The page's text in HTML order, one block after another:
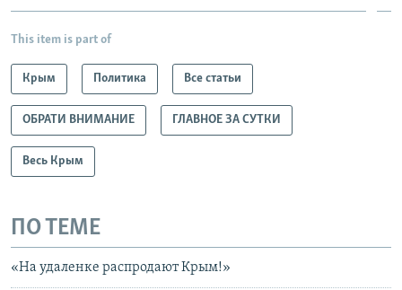
This item is part of
Крым Политика Все статьи
ОБРАТИ ВНИМАНИЕ ГЛАВНОЕ ЗА СУТКИ
Весь Крым
ПО ТЕМЕ
«На удаленке распродают Крым!»